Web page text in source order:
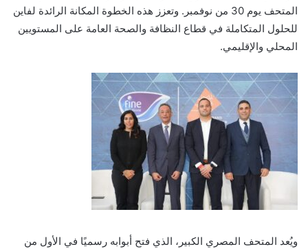
المتحف يوم 30 من نوفمبر. وتعزز هذه الخطوة المكانة الرائدة لفاين
للحلول المتكاملة في قطاع النظافة والصحة العامة على المستويين
المحلي والإقليمي.
ويُعد المتحف المصري الكبير، الذي فتح أبوابه رسميًا في الأول من